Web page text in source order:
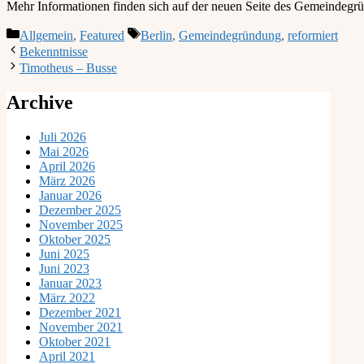
Mehr Informationen finden sich auf der neuen Seite des
Kategorien
Allgemein, Featured Schlagwörter
Berlin, Gemeindegründung, reformiert
Bekenntnisse
Timotheus – Busse
Archive
Juli 2026
Mai 2026
April 2026
März 2026
Januar 2026
Dezember 2025
November 2025
Oktober 2025
Juni 2025
Juni 2023
Januar 2023
März 2022
Dezember 2021
November 2021
Oktober 2021
April 2021